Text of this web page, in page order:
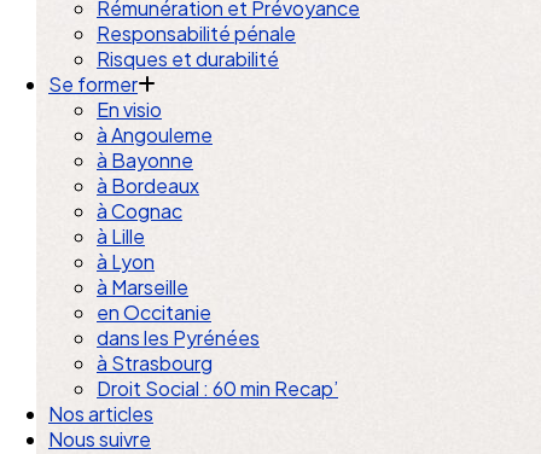
Rémunération et Prévoyance
Responsabilité pénale
Risques et durabilité
Se former
En visio
à Angouleme
à Bayonne
à Bordeaux
à Cognac
à Lille
à Lyon
à Marseille
en Occitanie
dans les Pyrénées
à Strasbourg
Droit Social : 60 min Recap’
Nos articles
Nous suivre